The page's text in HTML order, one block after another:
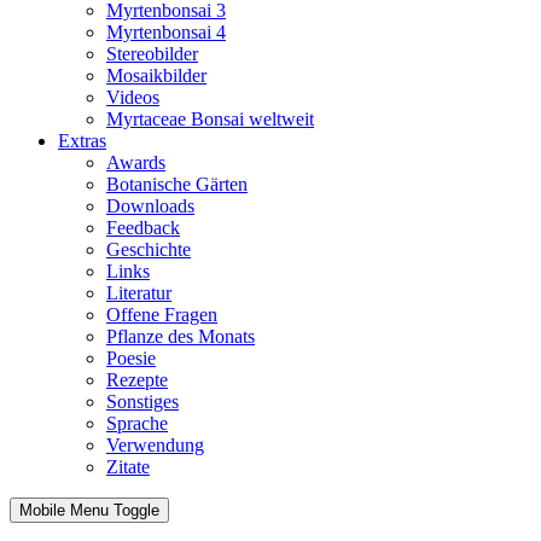
Myrtenbonsai 3
Myrtenbonsai 4
Stereobilder
Mosaikbilder
Videos
Myrtaceae Bonsai weltweit
Extras
Awards
Botanische Gärten
Downloads
Feedback
Geschichte
Links
Literatur
Offene Fragen
Pflanze des Monats
Poesie
Rezepte
Sonstiges
Sprache
Verwendung
Zitate
Mobile Menu Toggle